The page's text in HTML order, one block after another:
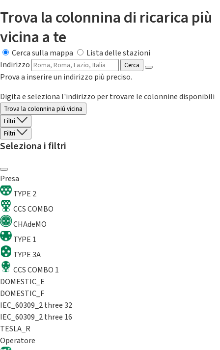
Trova la colonnina di ricarica più
vicina a te
Cerca sulla mappa
Lista delle stazioni
Indirizzo
Cerca
Prova a inserire un indirizzo più preciso.
Digita e seleziona l'indirizzo per trovare le colonnine disponibili
Trova la colonnina piú vicina
Filtri
Filtri
Seleziona i filtri
Presa
TYPE 2
CCS COMBO
CHAdeMO
TYPE 1
TYPE 3A
CCS COMBO 1
DOMESTIC_E
DOMESTIC_F
IEC_60309_2 three 32
IEC_60309_2 three 16
TESLA_R
Operatore